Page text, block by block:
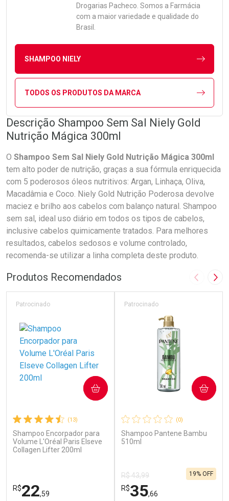
Drogarias Pacheco. Somos a Farmácia
com a maior variedade e qualidade do
Brasil.
SHAMPOO NIELY
TODOS OS PRODUTOS DA MARCA
Descrição Shampoo Sem Sal Niely Gold
Nutrição Mágica 300ml
O Shampoo Sem Sal Niely Gold Nutrição Mágica 300ml
tem alto poder de nutrição, graças a sua fórmula enriquecida
com 5 poderosos óleos nutritivos: Argan, Linhaça, Oliva,
Macadâmia e Coco. Niely Gold Nutrição Poderosa devolve
maciez e brilho aos cabelos com balanço natural. Shampoo
sem sal, ideal uso diário em todos os tipos de cabelos,
inclusive cabelos quimicamente tratados. Para melhores
resultados, cabelos sedosos e volume controlado,
recomenda-se utilizar a linha completa deste produto.
Produtos Recomendados Imagem
(13)
Shampoo Encorpador para
Volume L'Oréal Paris Elseve
Collagen Lifter 200ml
Patrocinado
R$22,59
COMPRAR
(0)
Shampoo Pantene Bambu
510ml
Patrocinado
R$ 43,99
R$35,66
19% OFF
COMPRAR